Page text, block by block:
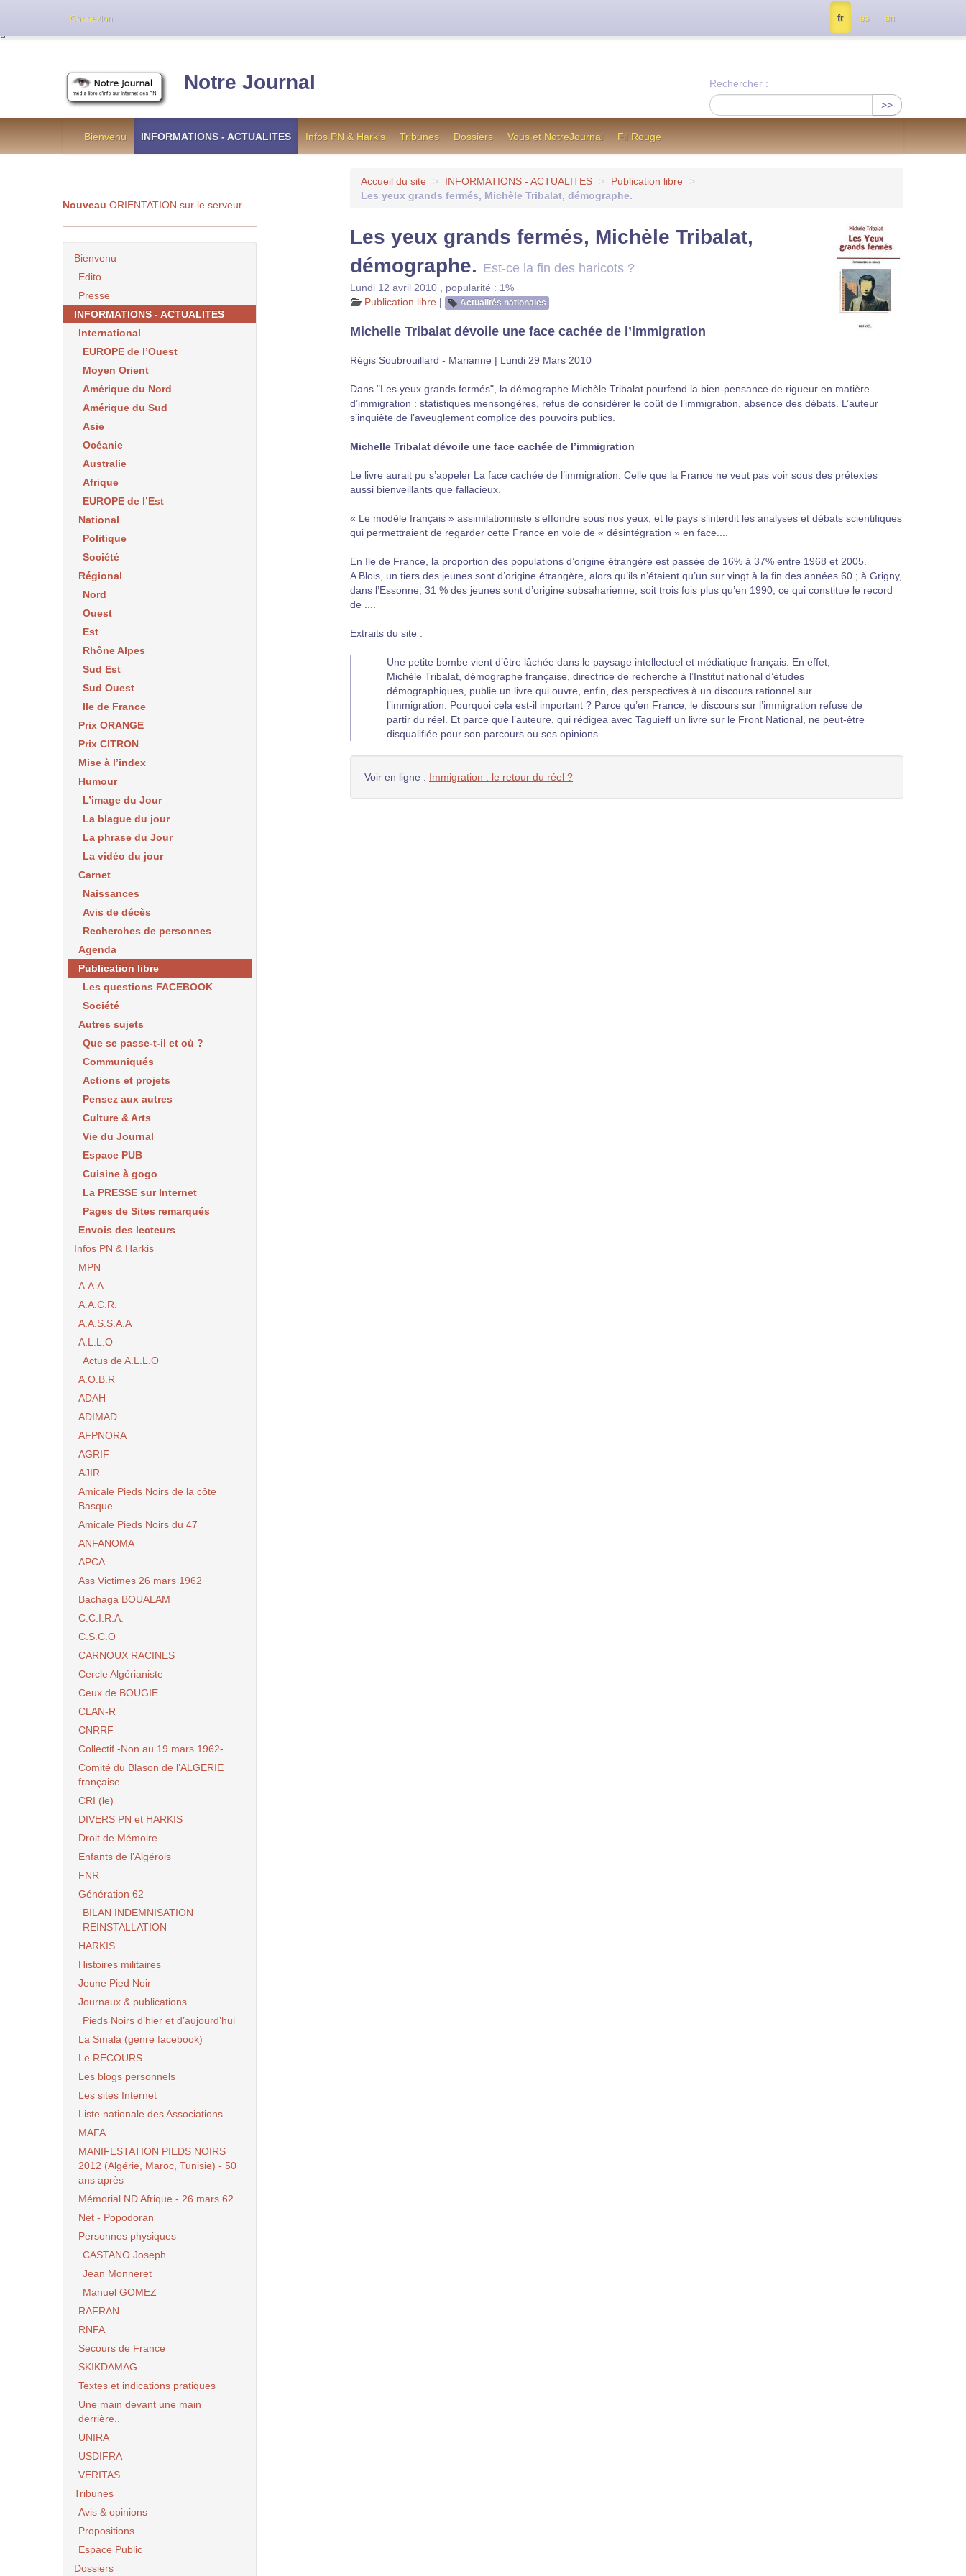
Notre Journal
Rechercher :
>>
Bienvenu INFORMATIONS - ACTUALITES Infos PN & Harkis Tribunes Dossiers Vous et NotreJournal Fil Rouge
Accueil du site > INFORMATIONS - ACTUALITES > Publication libre
>
Les yeux grands fermés, Michèle Tribalat, démographe.
Les yeux grands fermés, Michèle Tribalat,
démographe. Est-ce la fin des haricots ?
Lundi 12 avril 2010
popularité : 1%
Publication libre | Actualités nationales
Michelle Tribalat dévoile une face cachée de l’immigration
Régis Soubrouillard - Marianne | Lundi 29 Mars 2010
Dans "Les yeux grands fermés", la démographe Michèle Tribalat pourfend la bien-pensance de rigueur en matière
d’immigration : statistiques mensongères, refus de considérer le coût de l’immigration, absence des débats. L’auteur
s’inquiète de l’aveuglement complice des pouvoirs publics.
Michelle Tribalat dévoile une face cachée de l’immigration
Le livre aurait pu s’appeler La face cachée de l’immigration. Celle que la France ne veut pas voir sous des prétextes
aussi bienveillants que fallacieux.
« Le modèle français » assimilationniste s’effondre sous nos yeux, et le pays s’interdit les analyses et débats scientifiques
qui permettraient de regarder cette France en voie de « désintégration » en face....
En Ile de France, la proportion des populations d’origine étrangère est passée de 16% à 37% entre 1968 et 2005.
A Blois, un tiers des jeunes sont d’origine étrangère, alors qu’ils n’étaient qu’un sur vingt à la fin des années 60 ; à Grigny,
dans l’Essonne, 31 % des jeunes sont d’origine subsaharienne, soit trois fois plus qu’en 1990, ce qui constitue le record
de ....
Extraits du site :
Une petite bombe vient d’être lâchée dans le paysage intellectuel et médiatique français. En effet,
Michèle Tribalat, démographe française, directrice de recherche à l’Institut national d’études
démographiques, publie un livre qui ouvre, enfin, des perspectives à un discours rationnel sur
l’immigration. Pourquoi cela est-il important ? Parce qu’en France, le discours sur l’immigration refuse de
partir du réel. Et parce que l’auteure, qui rédigea avec Taguieff un livre sur le Front National, ne peut-être
disqualifiée pour son parcours ou ses opinions.
Voir en ligne : Immigration : le retour du réel ?
Nouveau ORIENTATION sur le serveur
Bienvenu
Edito
Presse
INFORMATIONS - ACTUALITES
International
EUROPE de l’Ouest
Moyen Orient
Amérique du Nord
Amérique du Sud
Asie
Océanie
Australie
Afrique
EUROPE de l’Est
National
Politique
Société
Régional
Nord
Ouest
Est
Rhône Alpes
Sud Est
Sud Ouest
Ile de France
Prix ORANGE
Prix CITRON
Mise à l’index
Humour
L’image du Jour
La blague du jour
La phrase du Jour
La vidéo du jour
Carnet
Naissances
Avis de décès
Recherches de personnes
Agenda
Publication libre
Les questions FACEBOOK
Société
Autres sujets
Que se passe-t-il et où ?
Communiqués
Actions et projets
Pensez aux autres
Culture & Arts
Vie du Journal
Espace PUB
Cuisine à gogo
La PRESSE sur Internet
Pages de Sites remarqués
Envois des lecteurs
Infos PN & Harkis
MPN
A.A.A.
A.A.C.R.
A.A.S.S.A.A
A.L.L.O
Actus de A.L.L.O
A.O.B.R
ADAH
ADIMAD
AFPNORA
AGRIF
AJIR
Amicale Pieds Noirs de la côte
Basque
Amicale Pieds Noirs du 47
ANFANOMA
APCA
Ass Victimes 26 mars 1962
Bachaga BOUALAM
C.C.I.R.A.
C.S.C.O
CARNOUX RACINES
Cercle Algérianiste
Ceux de BOUGIE
CLAN-R
CNRRF
Collectif -Non au 19 mars 1962-
Comité du Blason de l’ALGERIE
française
CRI (le)
DIVERS PN et HARKIS
Droit de Mémoire
Enfants de l’Algérois
FNR
Génération 62
BILAN INDEMNISATION
REINSTALLATION
HARKIS
Histoires militaires
Jeune Pied Noir
Journaux & publications
Pieds Noirs d’hier et d’aujourd’hui
La Smala (genre facebook)
Le RECOURS
Les blogs personnels
Les sites Internet
Liste nationale des Associations
MAFA
MANIFESTATION PIEDS NOIRS
2012 (Algérie, Maroc, Tunisie) - 50
ans après
Mémorial ND Afrique - 26 mars 62
Net - Popodoran
Personnes physiques
CASTANO Joseph
Jean Monneret
Manuel GOMEZ
RAFRAN
RNFA
Secours de France
SKIKDAMAG
Textes et indications pratiques
Une main devant une main
derrière..
UNIRA
USDIFRA
VERITAS
Tribunes
Avis & opinions
Propositions
Espace Public
Dossiers
Connexion fr es en
Cette version de NotreJournal représente l’ancienne formule utilisée jusqu’en octobre 2012, en cas de difficultés, contactez nous à info@notrejournal.info !